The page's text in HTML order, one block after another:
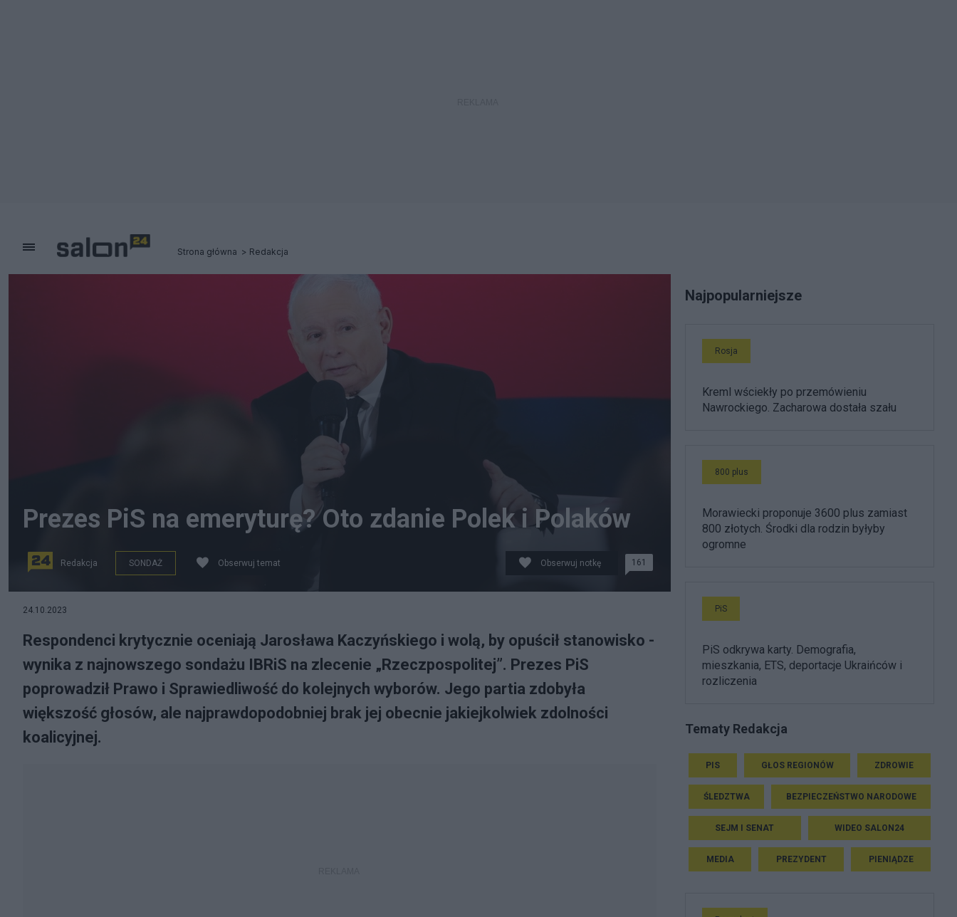
Strona główna Redakcja
Prezes PiS na emeryturę? Oto zdanie Polek i Polaków
Redakcja SONDAŻ Obserwuj temat Obserwuj notkę 161
24.10.2023
Respondenci krytycznie oceniają Jarosława Kaczyńskiego i wolą, by opuścił stanowisko -
wynika z najnowszego sondażu IBRiS na zlecenie „Rzeczpospolitej”. Prezes PiS
poprowadził Prawo i Sprawiedliwość do kolejnych wyborów. Jego partia zdobyła
większość głosów, ale najprawdopodobniej brak jej obecnie jakiejkolwiek zdolności
koalicyjnej.
Najpopularniejsze
Rosja
Kreml wściekły po przemówieniu
Nawrockiego. Zacharowa dostała szału
800 plus
Morawiecki proponuje 3600 plus zamiast
800 złotych. Środki dla rodzin byłyby
ogromne
PiS
PiS odkrywa karty. Demografia,
mieszkania, ETS, deportacje Ukraińców i
rozliczenia
Tematy Redakcja
PIS GŁOS REGIONÓW ZDROWIE
ŚLEDZTWA BEZPIECZEŃSTWO NARODOWE
SEJM I SENAT WIDEO SALON24
MEDIA PREZYDENT PIENIĄDZE